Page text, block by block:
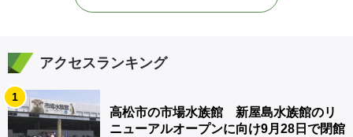
アクセスランキング
1
高松市の市場水族館 新屋島水族館のリ
ニューアルオープンに向け9月28日で閉館